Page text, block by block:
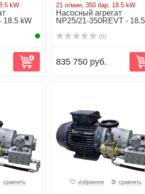
kW
18.5 kW
21 л/мин, 350 бар, 18.5 kW
Насосный агрегат
NP25/21-350REVT - 18.5
(0)
835 750 руб.
сравнить избранное сравнить